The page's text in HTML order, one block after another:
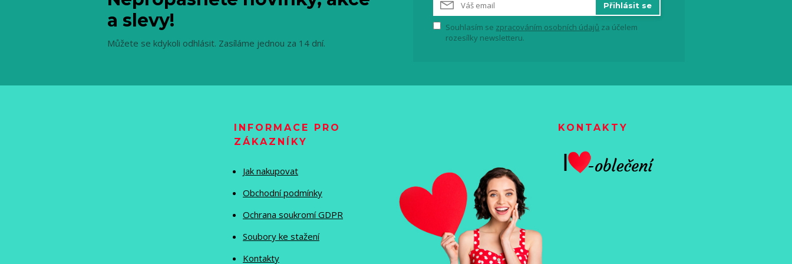
a slevy!
Můžete se kdykoli odhlásit. Zasíláme jednou za 14 dní.
Přihlásit se
Souhlasím se zpracováním osobních údajů za účelem
rozesílky newsletteru.
INFORMACE PRO
ZÁKAZNÍKY
Jak nakupovat
Obchodní podmínky
Ochrana soukromí GDPR
Soubory ke stažení
Kontakty
KONTAKTY